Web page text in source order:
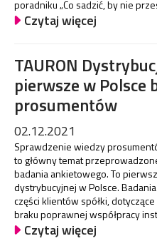
poradniku „Co sadzić, by nie
Czytaj więcej
TAURON
pierwsze w Polsce
prosumentów
02.12.2021
Sprawdzenie wiedzy
to główny temat
badania ankietowego. To
dystrybucyjnej w Polsce.
części klientów spółki,
braku poprawnej współpracy
Czytaj więcej